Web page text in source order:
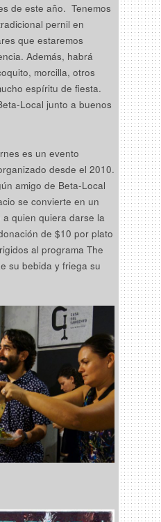
de este año. Tenemos
pernil en
que estaremos
Además, habrá
morcilla, otros
espíritu de fiesta.
Local junto a buenos
es un evento
desde el 2010.
amigo de Beta-Local
se convierte en un
quien quiera darse la
de $10 por plato
al programa The
su bebida y friega su